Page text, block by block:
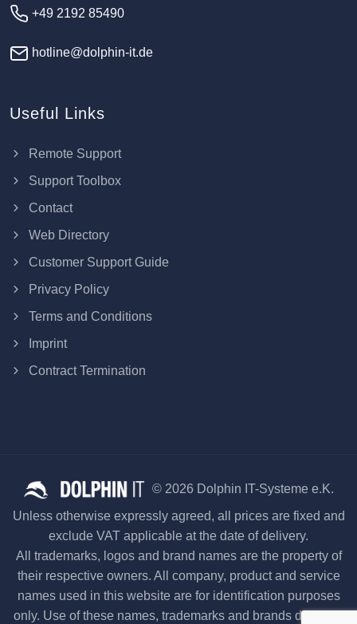
+49 2192 85490
hotline@dolphin-it.de
Useful Links
Remote Support
Support Toolbox
Contact
Web Directory
Customer Support Guide
Privacy Policy
Terms and Conditions
Imprint
Contract Termination
© 2026 Dolphin IT-Systeme e.K.
Unless otherwise expressly agreed, all prices are fixed and
exclude VAT applicable at the date of delivery.
All trademarks, logos and brand names are the property of
their respective owners. All company, product and service
names used in this website are for identification purposes
only. Use of these names, trademarks and brands does not